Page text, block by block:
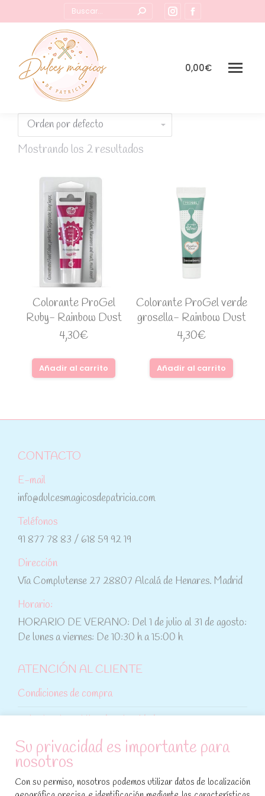
Buscar:
Instagram
page
new
page
in
0,00€
Mostrando los 2 resultados
Colorante ProGel
Ruby- Rainbow Dust
4,30€
Añadir al carrito
Colorante ProGel verde
grosella- Rainbow Dust
4,30€
Añadir al carrito
CONTACTO
E-mail
info@dulcesmagicosdepatricia.com
Teléfonos
91 877 78 83 / 618 59 92 19
Dirección
Vía Complutense 27 28807 Alcalá de Henares. Madrid
Horario:
HORARIO DE VERANO: Del 1 de julio al 31 de agosto:
De lunes a viernes: De 10:30 h a 15:00 h
ATENCIÓN AL CLIENTE
Condiciones de compra
Política de cookies
SÍGUENOS EN REDES SOCIALES
Su privacidad es importante para
nosotros
Con su permiso, nosotros podemos utilizar datos de localización